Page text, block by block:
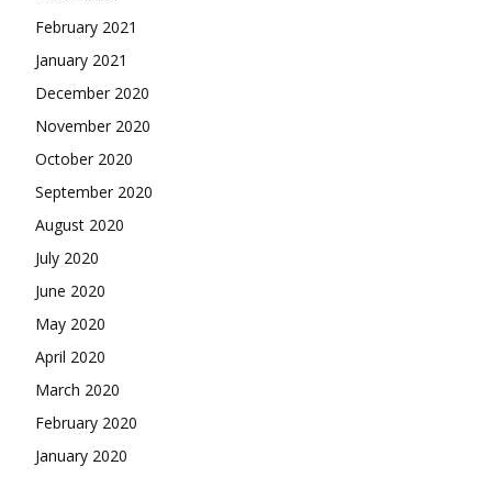
February 2021
January 2021
December 2020
November 2020
October 2020
September 2020
August 2020
July 2020
June 2020
May 2020
April 2020
March 2020
February 2020
January 2020